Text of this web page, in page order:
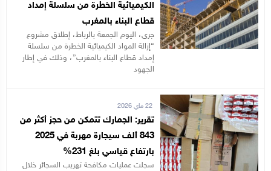
الكيميائية الخطرة من سلسلة إمداد
قطاع البناء بالمغرب
جرى، اليوم الجمعة بالرباط، إطلاق مشروع
“إزالة المواد الكيميائية الخطرة من سلسلة
إمداد قطاع البناء بالمغرب”، وذلك في إطار
الجهود
22 ماي 2026
تقرير: الجمارك تتمكن من حجز أكثر من
843 ألف سيجارة مهربة في 2025
بارتفاع قياسي بلغ 231%
سجلت عمليات مكافحة تهريب السجائر خلال